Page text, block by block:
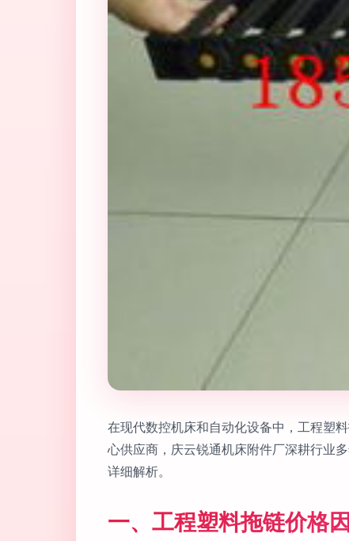
在现代数控机床和自动化设备中，工程塑
心供应商，庆云锐通机床附件厂深耕行业
详细解析。
一、工程塑料拖链价格